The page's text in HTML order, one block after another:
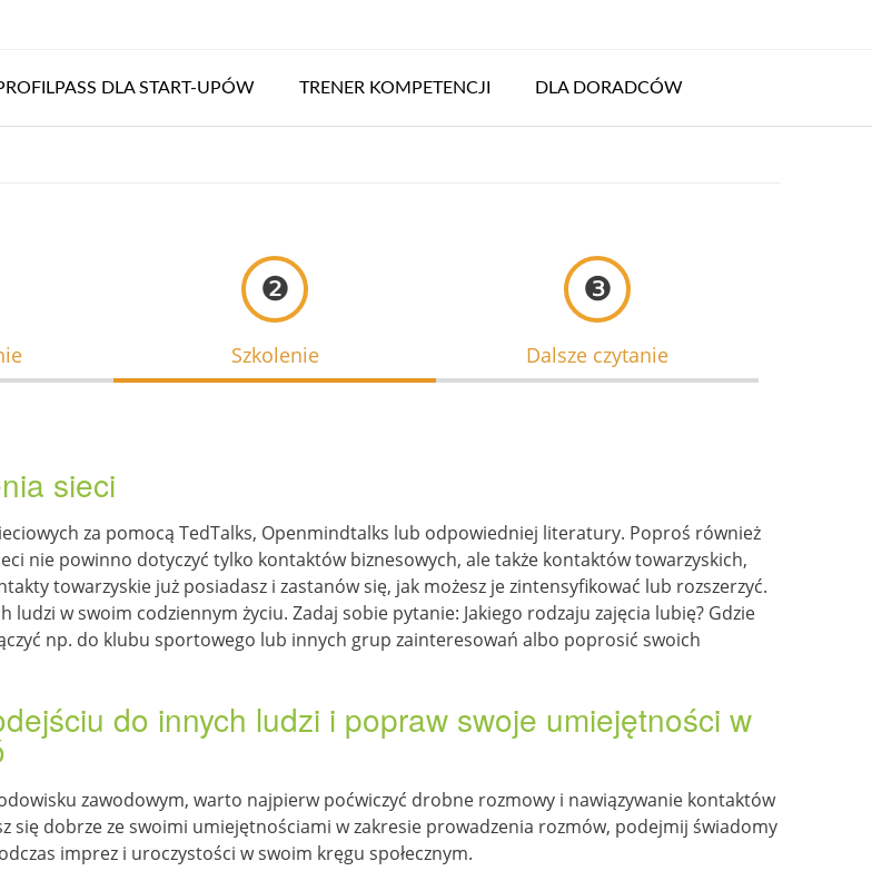
DLA START-UPÓW TRENER KOMPETENCJI DLA DORADCÓW
❷
Szkolenie
❸
Dalsze czytanie
sieci
za pomocą TedTalks, Openmindtalks lub odpowiedniej literatury. Poproś również
nie powinno dotyczyć tylko kontaktów biznesowych, ale także kontaktów towarzyskich,
towarzyskie już posiadasz i zastanów się, jak możesz je zintensyfikować lub rozszerzyć.
ludzi w swoim codziennym życiu. Zadaj sobie pytanie: Jakiego rodzaju zajęcia lubię? Gdzie
np. do klubu sportowego lub innych grup zainteresowań albo poprosić swoich
do innych ludzi i popraw swoje umiejętności w
zawodowym, warto najpierw poćwiczyć drobne rozmowy i nawiązywanie kontaktów
się dobrze ze swoimi umiejętnościami w zakresie prowadzenia rozmów, podejmij świadomy
imprez i uroczystości w swoim kręgu społecznym.